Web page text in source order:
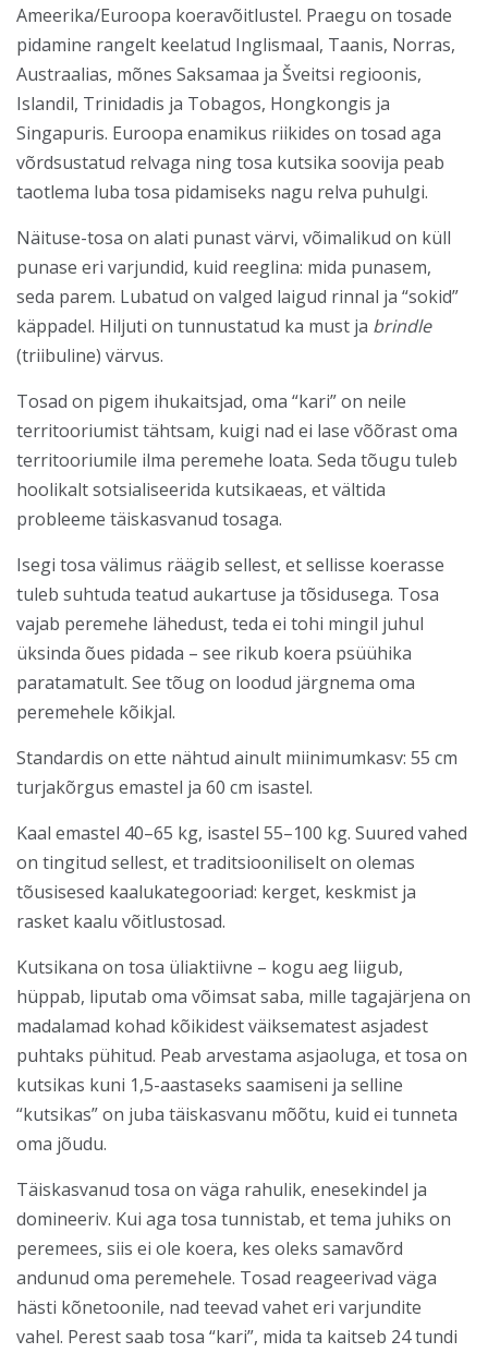
Ameerika/Euroopa koeravõitlustel. Praegu on tosade
pidamine rangelt keelatud Inglismaal, Taanis, Norras,
Austraalias, mõnes Saksamaa ja Šveitsi regioonis,
Islandil, Trinidadis ja Tobagos, Hongkongis ja
Singapuris. Euroopa enamikus riikides on tosad aga
võrdsustatud relvaga ning tosa kutsika soovija peab
taotlema luba tosa pidamiseks nagu relva puhulgi.
Näituse-tosa on alati punast värvi, võimalikud on küll
punase eri varjundid, kuid reeglina: mida punasem,
seda parem. Lubatud on valged laigud rinnal ja “sokid”
käppadel. Hiljuti on tunnustatud ka must ja brindle
(triibuline) värvus.
Tosad on pigem ihukaitsjad, oma “kari” on neile
territooriumist tähtsam, kuigi nad ei lase võõrast oma
territooriumile ilma peremehe loata. Seda tõugu tuleb
hoolikalt sotsialiseerida kutsikaeas, et vältida
probleeme täiskasvanud tosaga.
Isegi tosa välimus räägib sellest, et sellisse koerasse
tuleb suhtuda teatud aukartuse ja tõsidusega. Tosa
vajab peremehe lähedust, teda ei tohi mingil juhul
üksinda õues pidada – see rikub koera psüühika
paratamatult. See tõug on loodud järgnema oma
peremehele kõikjal.
Standardis on ette nähtud ainult miinimumkasv: 55 cm
turjakõrgus emastel ja 60 cm isastel.
Kaal emastel 40–65 kg, isastel 55–100 kg. Suured vahed
on tingitud sellest, et traditsiooniliselt on olemas
tõusisesed kaalukategooriad: kerget, keskmist ja
rasket kaalu võitlustosad.
Kutsikana on tosa üliaktiivne – kogu aeg liigub,
hüppab, liputab oma võimsat saba, mille tagajärjena on
madalamad kohad kõikidest väiksematest asjadest
puhtaks pühitud. Peab arvestama asjaoluga, et tosa on
kutsikas kuni 1,5-aastaseks saamiseni ja selline
“kutsikas” on juba täiskasvanu mõõtu, kuid ei tunneta
oma jõudu.
Täiskasvanud tosa on väga rahulik, enesekindel ja
domineeriv. Kui aga tosa tunnistab, et tema juhiks on
peremees, siis ei ole koera, kes oleks samavõrd
andunud oma peremehele. Tosad reageerivad väga
hästi kõnetoonile, nad teevad vahet eri varjundite
vahel. Perest saab tosa “kari”, mida ta kaitseb 24 tundi